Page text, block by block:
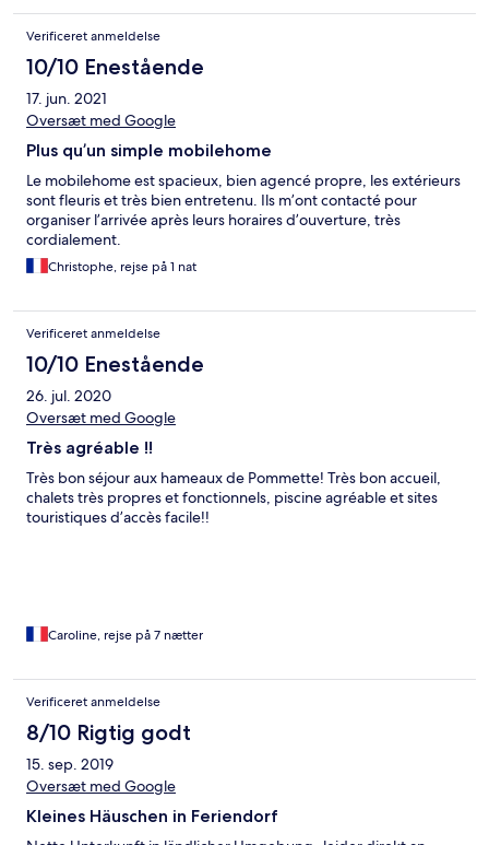
Verificeret anmeldelse
10/10 Enestående
17. jun. 2021
Oversæt med Google
Plus qu’un simple mobilehome
Le mobilehome est spacieux, bien agencé propre, les extérieurs
sont fleuris et très bien entretenu. Ils m’ont contacté pour
organiser l’arrivée après leurs horaires d’ouverture, très
cordialement.
Christophe, rejse på 1 nat
Verificeret anmeldelse
10/10 Enestående
26. jul. 2020
Oversæt med Google
Très agréable !!
Très bon séjour aux hameaux de Pommette! Très bon accueil,
chalets très propres et fonctionnels, piscine agréable et sites
touristiques d’accès facile!!
Caroline, rejse på 7 nætter
Verificeret anmeldelse
8/10 Rigtig godt
15. sep. 2019
Oversæt med Google
Kleines Häuschen in Feriendorf